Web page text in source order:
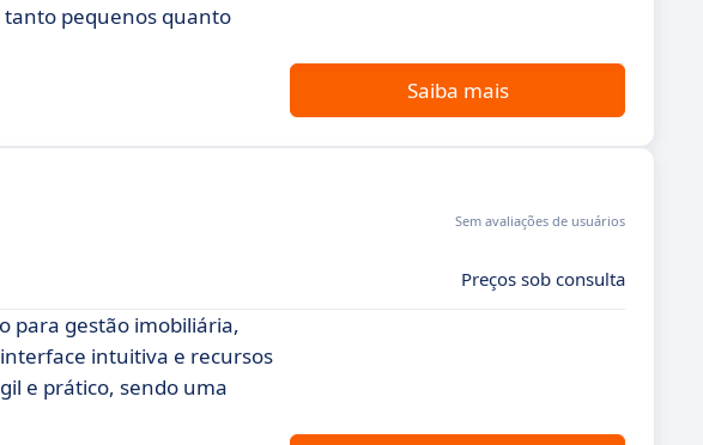
pequenos quanto
Saiba mais
Sem avaliações de usuários
Preços sob consulta
para gestão imobiliária,
intuitiva e recursos
e prático, sendo uma